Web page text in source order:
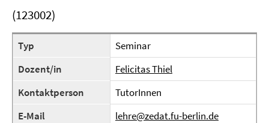
(123002)
Typ
Seminar
Dozent/in
Felicitas Thiel
Kontaktperson
TutorInnen
E-Mail
lehre@zedat.fu-berlin.de